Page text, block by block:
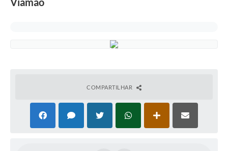
COMPARTILHAR